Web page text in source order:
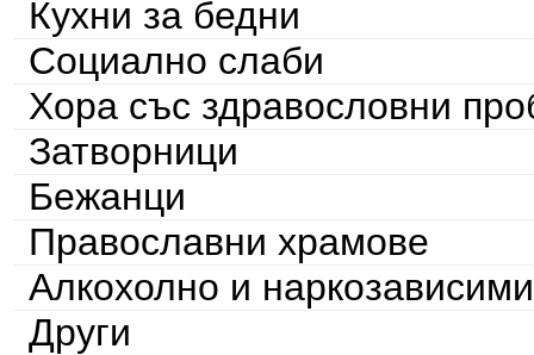
Кухни за бедни
Социално слаби
Хора със здравословни
Затворници
Бежанци
Православни храмове
Алкохолно и наркозависими
Други